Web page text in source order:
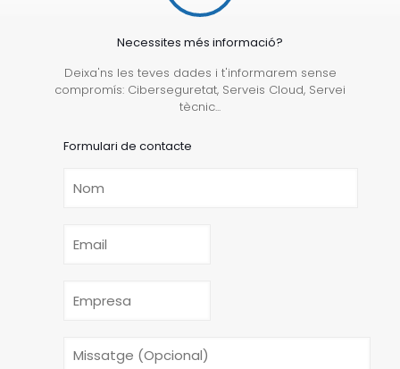
Necessites més informació?
Deixa'ns les teves dades i t'informarem sense
compromís: Ciberseguretat, Serveis Cloud, Servei
tècnic...
Formulari de contacte